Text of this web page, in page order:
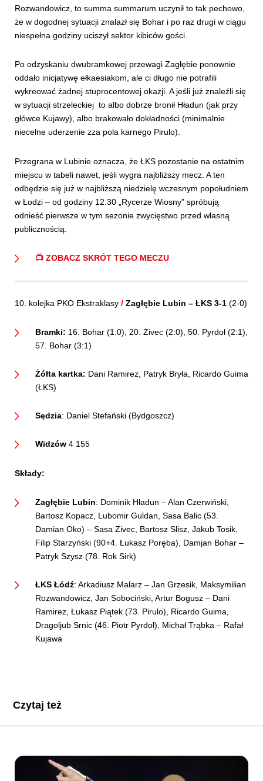
Rozwandowicz, to summa summarum uczynił to tak pechowo,
że w dogodnej sytuacji znalazł się Bohar i po raz drugi w ciągu
niespełna godziny uciszył sektor kibiców gości.
Po odzyskaniu dwubramkowej przewagi Zagłębie ponownie
oddało inicjatywę ełkaesiakom, ale ci długo nie potrafili
wykreować żadnej stuprocentowej okazji. A jeśli już znaleźli się
w sytuacji strzeleckiej to albo dobrze bronił Hładun (jak przy
główce Kujawy), albo brakowało dokładności (minimalnie
niecelne uderzenie zza pola karnego Pirulo).
Przegrana w Lubinie oznacza, że ŁKS pozostanie na ostatnim
miejscu w tabeli nawet, jeśli wygra najbliższy mecz. A ten
odbędzie się już w najbliższą niedzielę wczesnym popołudniem
w Łodzi – od godziny 12.30 „Rycerze Wiosny” spróbują
odnieść pierwsze w tym sezonie zwycięstwo przed własną
publicznością.
📺 ZOBACZ SKRÓT TEGO MECZU
10. kolejka PKO Ekstraklasy / Zagłębie Lubin – ŁKS 3-1 (2-0)
Bramki: 16. Bohar (1:0), 20. Żivec (2:0), 50. Pyrdoł (2:1),
57. Bohar (3:1)
Żółta kartka: Dani Ramirez, Patryk Bryła, Ricardo Guima
(ŁKS)
Sędzia: Daniel Stefański (Bydgoszcz)
Widzów 4 155
Składy:
Zagłębie Lubin: Dominik Hładun – Alan Czerwiński,
Bartosz Kopacz, Lubomir Guldan, Sasa Balic (53.
Damian Oko) – Sasa Zivec, Bartosz Slisz, Jakub Tosik,
Filip Starzyński (90+4. Łukasz Poręba), Damjan Bohar –
Patryk Szysz (78. Rok Sirk)
ŁKS Łódź: Arkadiusz Malarz – Jan Grzesik, Maksymilian
Rozwandowicz, Jan Sobociński, Artur Bogusz – Dani
Ramirez, Łukasz Piątek (73. Pirulo), Ricardo Guima,
Dragoljub Srnic (46. Piotr Pyrdoł), Michał Trąbka – Rafał
Kujawa
Czytaj też